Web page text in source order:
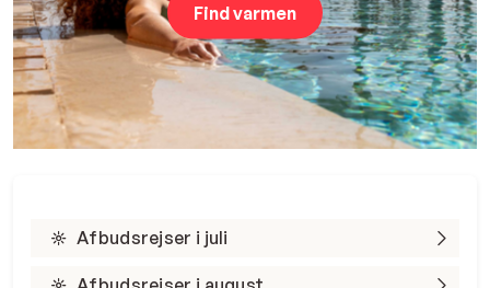
Find varmen
Afbudsrejser i juli